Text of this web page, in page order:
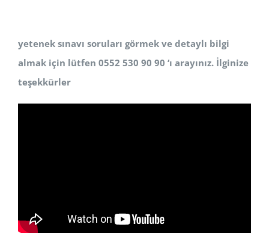
yetenek sınavı soruları görmek ve detaylı bilgi
almak için lütfen 0552 530 90 90 ‘ı arayınız. İlginize
teşekkürler